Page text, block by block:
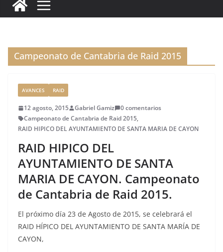
e
o
o
k
te l e
n
l re p
rt
ir
Campeonato de Cantabria de Raid 2015
AVANCES RAID
12 agosto, 2015 Gabriel Gamiz
0 comentarios
Campeonato de Cantabria de Raid 2015,
RAID HIPICO DEL AYUNTAMIENTO DE SANTA MARIA DE CAYON
RAID HIPICO DEL
AYUNTAMIENTO DE SANTA
MARIA DE CAYON. Campeonato
de Cantabria de Raid 2015.
El próximo día 23 de Agosto de 2015, se celebrará el
RAID HÍPICO DEL AYUNTAMIENTO DE SANTA MARÍA DE
CAYON,